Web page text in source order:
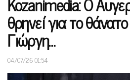
θρηνεί για το
Γιώργη…
04/07/26 01:54